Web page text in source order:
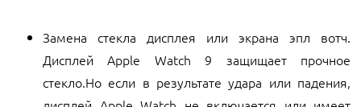
Замена стекла дисплея или экрана эпл вотч.
Дисплей Apple Watch 9 защищает прочное
стекло.Но если в результате удара или падения,